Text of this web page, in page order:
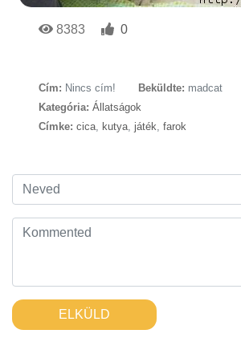
8383
0
Cím: Nincs cím! Beküldte: madcat
Kategória: Állatságok
Címke: cica, kutya, játék, farok
ELKÜLD